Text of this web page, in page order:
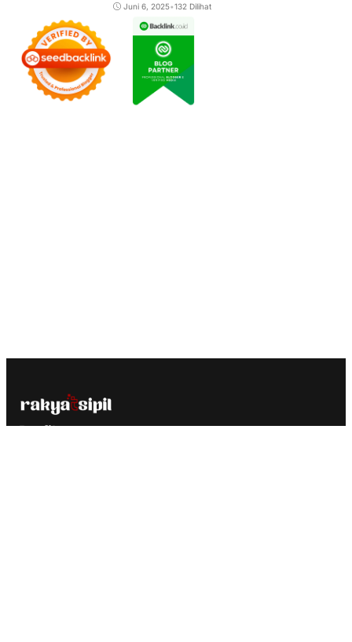
Juni 6, 2025•132 Dilihat
Profil